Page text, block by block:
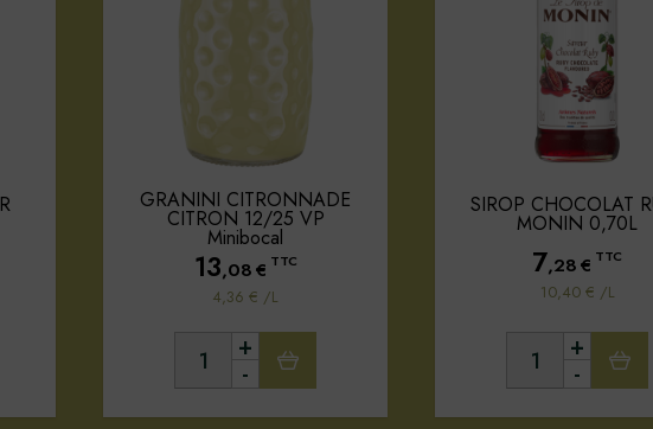
GRANINI CITRONNADE
CITRON 12/25 VP
Minibocal
13,08€ TTC
4,36 € /L
-
+
SIROP CHOCOLAT
MONIN 0,70L
7,28€ TTC
10,40 € /L
-
+